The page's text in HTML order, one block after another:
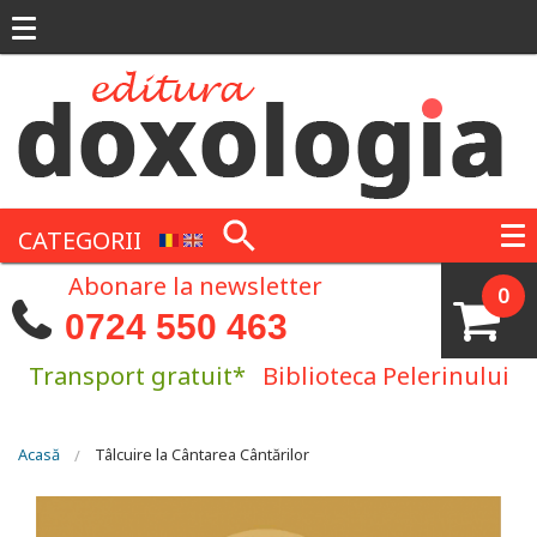
CATEGORII
0
Abonare la newsletter
0724 550 463
Transport gratuit* Biblioteca Pelerinului
Eşti aici
Acasă Tâlcuire la Cântarea Cântărilor